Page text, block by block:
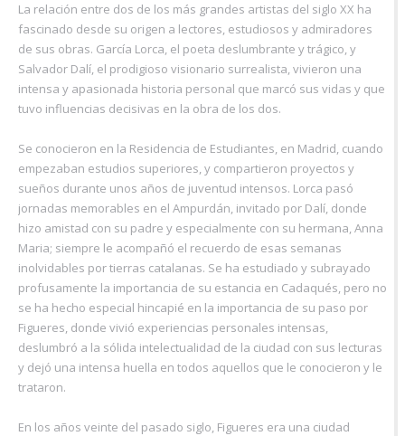
La relación entre dos de los más grandes artistas del siglo XX ha
fascinado desde su origen a lectores, estudiosos y admiradores
de sus obras. García Lorca, el poeta deslumbrante y trágico, y
Salvador Dalí, el prodigioso visionario surrealista, vivieron una
intensa y apasionada historia personal que marcó sus vidas y que
tuvo influencias decisivas en la obra de los dos.
Se conocieron en la Residencia de Estudiantes, en Madrid, cuando
empezaban estudios superiores, y compartieron proyectos y
sueños durante unos años de juventud intensos. Lorca pasó
jornadas memorables en el Ampurdán, invitado por Dalí, donde
hizo amistad con su padre y especialmente con su hermana, Anna
Maria; siempre le acompañó el recuerdo de esas semanas
inolvidables por tierras catalanas. Se ha estudiado y subrayado
profusamente la importancia de su estancia en Cadaqués, pero no
se ha hecho especial hincapié en la importancia de su paso por
Figueres, donde vivió experiencias personales intensas,
deslumbró a la sólida intelectualidad de la ciudad con sus lecturas
y dejó una intensa huella en todos aquellos que le conocieron y le
trataron.
En los años veinte del pasado siglo, Figueres era una ciudad